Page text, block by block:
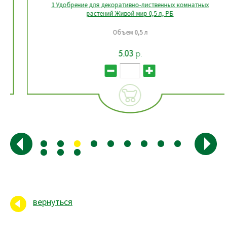
1 Удобрение для декоративно-лиственных комнатных
растений Живой мир 0,5 л, РБ
Объем 0,5 л
5.03р.
вернуться